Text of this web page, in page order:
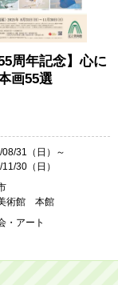
周年記念】心に
画55選
31（日）～
30（日）
術館 本館
・アート